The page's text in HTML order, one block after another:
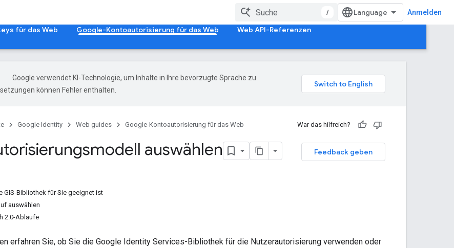
/ Anmelden
für das Web Google-Kontoautorisierung für das Web Web API-Referenzen
Google verwendet KI-Technologie, um Inhalte in Ihre bevorzugte Sprache zu
können Fehler enthalten.
Google Identity Web guides Google-Kontoautorisierung für das Web War das hilfreich?
Feedback geben
auswählen
GIS-Bibliothek für Sie geeignet ist
auswählen
2.0-Abläufe
erfahren Sie, ob Sie die Google Identity Services-Bibliothek für die Nutzerautorisierung verwenden oder